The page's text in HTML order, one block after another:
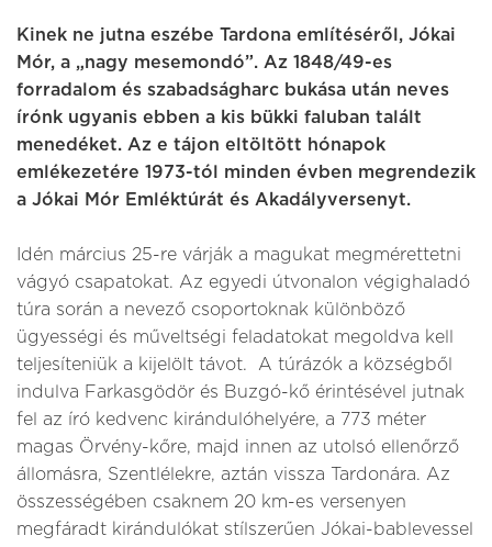
Kinek ne jutna eszébe Tardona említéséről, Jókai
Mór, a „nagy mesemondó”. Az 1848/49-es
forradalom és szabadságharc bukása után neves
írónk ugyanis ebben a kis bükki faluban talált
menedéket. Az e tájon eltöltött hónapok
emlékezetére 1973-tól minden évben megrendezik
a Jókai Mór Emléktúrát és Akadályversenyt.
Idén március 25-re várják a magukat megmérettetni
vágyó csapatokat. Az egyedi útvonalon végighaladó
túra során a nevező csoportoknak különböző
ügyességi és műveltségi feladatokat megoldva kell
teljesíteniük a kijelölt távot. A túrázók a községből
indulva Farkasgödör és Buzgó-kő érintésével jutnak
fel az író kedvenc kirándulóhelyére, a 773 méter
magas Örvény-kőre, majd innen az utolsó ellenőrző
állomásra, Szentlélekre, aztán vissza Tardonára. Az
összességében csaknem 20 km-es versenyen
megfáradt kirándulókat stílszerűen Jókai-bablevessel